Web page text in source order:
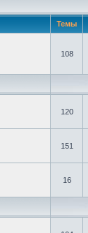
Темы
108
120
151
16